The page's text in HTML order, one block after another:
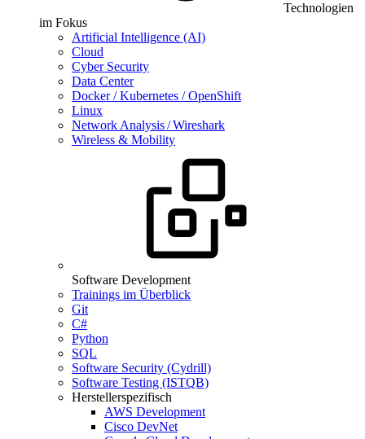
Technologien
im Fokus
Artificial Intelligence (AI)
Cloud
Cyber Security
Data Center
Docker / Kubernetes / OpenShift
Linux
Network Analysis / Wireshark
Wireless & Mobility
Software Development
Trainings im Überblick
Git
C#
Python
SQL
Software Security (Cydrill)
Software Testing (ISTQB)
Herstellerspezifisch
AWS Development
Cisco DevNet